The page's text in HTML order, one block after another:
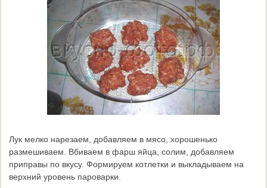
Лук мелко нарезаем, добавляем в мясо, хорошенько
размешиваем. Вбиваем в фарш яйца, солим, добавляем
приправы по вкусу. Формируем котлетки и выкладываем на
верхний уровень пароварки.